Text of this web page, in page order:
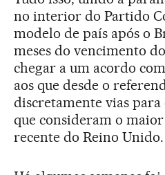
no interior do Partido
modelo de país após o
meses do vencimento
chegar a um acordo
aos que desde o
discretamente vias
que consideram o
recente do Reino Unido.